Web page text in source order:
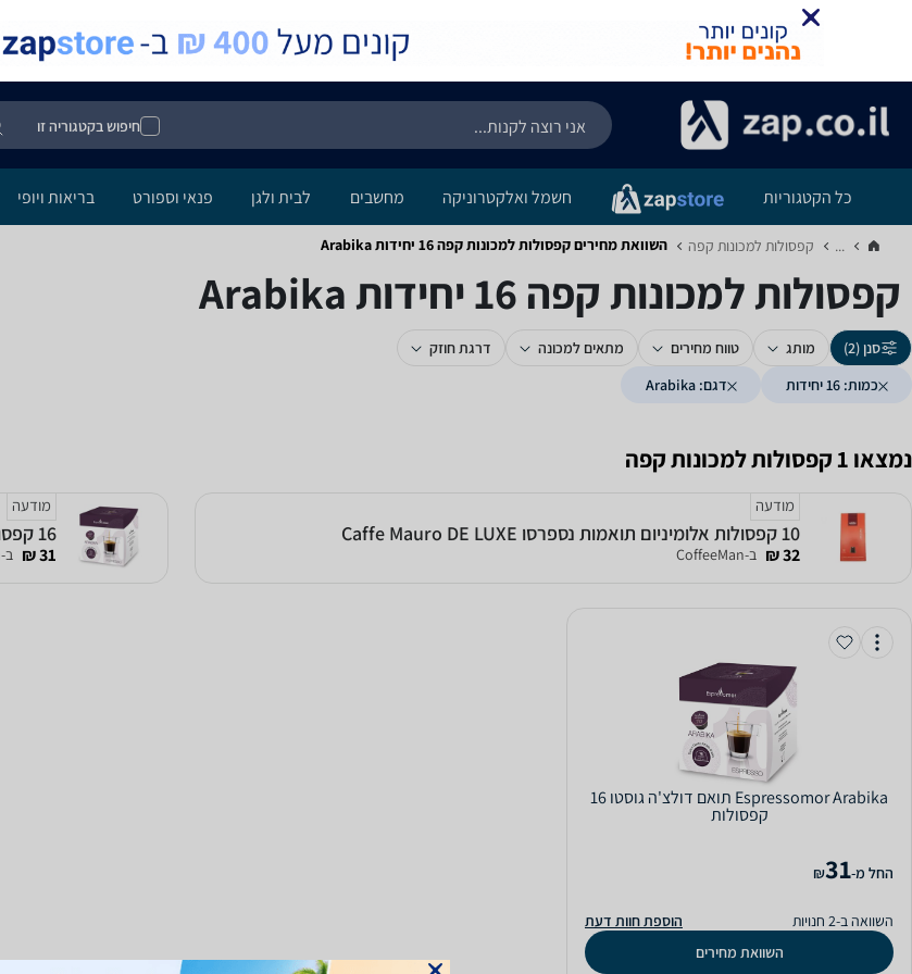
חיפוש בקטגוריה זו
כל הקטגוריות חשמל ואלקטרוניקה מחשבים לבית ולגן פנאי וספורט בריאות ויופי
... קפסולות למכונות קפה‏ השוואת מחירים קפסולות למכונות קפה ‏16 ‏יחידות ‏Arabika
קפסולות למכונות קפה ‏16 ‏יחידות ‏Arabika
סנן (2) מותג טווח מחירים מתאים למכונה
דרגת חוזק
כמות: 16 יחידות
דגם: Arabika
נמצאו 1 קפסולות למכונות קפה
מודעה
10 קפסולות אלומיניום תואמות נספרסו Caffe Mauro DE LUXE
32 ₪ ב-CoffeeMan
מודעה
16 קפסולות תואמות דולצה גוסטו Espressomor Arabika Dolce Gusto
31 ₪ ב-CoffeeMan
Espressomor Arabika תואם דולצ'ה גוסטו 16
קפסולות
‫החל מ-31
₪
השוואה ב-2 חנויות
הוספת חוות דעת
השוואת מחירים